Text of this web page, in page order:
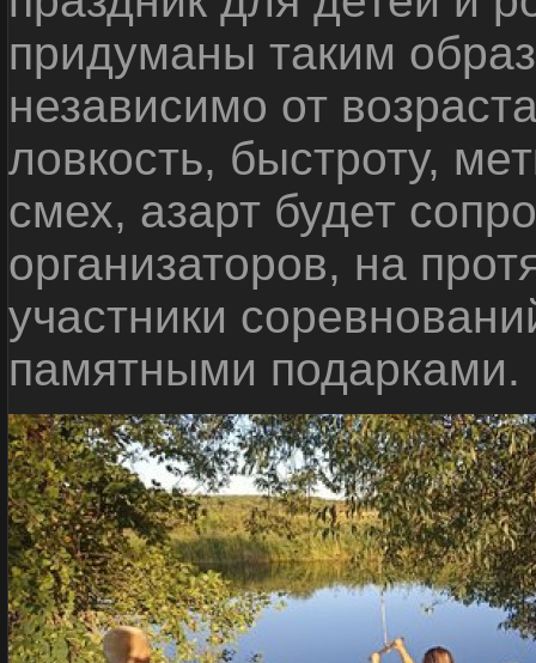
придуманы таким
независимо от
ловкость, быстроту,
смех, азарт будет
организаторов, на
участники
памятными подарками.